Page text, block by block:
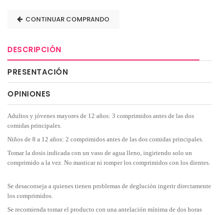
CONTINUAR COMPRANDO
DESCRIPCIÓN
PRESENTACIÓN
OPINIONES
Adultos y jóvenes mayores de 12 años: 3 comprimidos antes de las dos
comidas principales.
Niños de 8 a 12 años: 2 comprimidos antes de las dos comidas principales.
Tomar la dosis indicada con un vaso de agua lleno, ingiriendo solo un
comprimido a la vez. No masticar ni romper los comprimidos con los dientes.
Se desaconseja a quienes tienen problemas de deglución ingerir directamente
los comprimidos.
Se recomienda tomar el producto con una antelación mínima de dos horas